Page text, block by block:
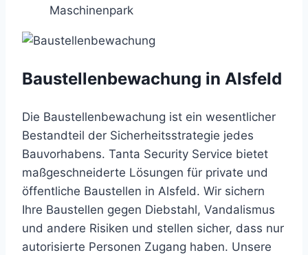
Maschinenpark
Baustellenbewachung in Alsfeld
Die Baustellenbewachung ist ein wesentlicher
Bestandteil der Sicherheitsstrategie jedes
Bauvorhabens. Tanta Security Service bietet
maßgeschneiderte Lösungen für private und
öffentliche Baustellen in Alsfeld. Wir sichern
Ihre Baustellen gegen Diebstahl, Vandalismus
und andere Risiken und stellen sicher, dass nur
autorisierte Personen Zugang haben. Unsere